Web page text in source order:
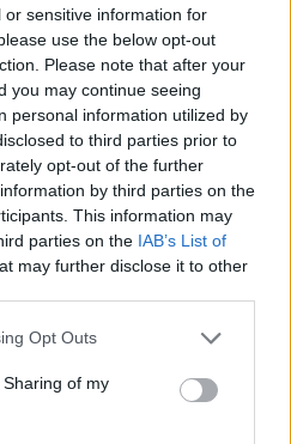
sensitive information for
use the below opt-out
Please note that after your
you may continue seeing
personal information utilized by
to third parties prior to
opt-out of the further
by third parties on the
This information may
parties on the IAB’s List of
may further disclose it to other
app uses one or more Google
behaviour. You may click to
and its third-party tags to
purposes in below Google
Opt Outs
of my
Villa
az egész Villa, hol egy
főleg egymásra.